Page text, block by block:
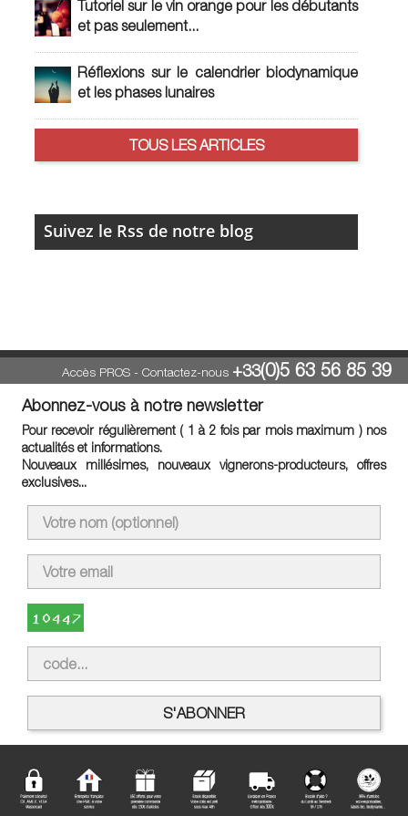
Tutoriel sur le vin orange pour les débutants
et pas seulement...
Réflexions sur le calendrier biodynamique
et les phases lunaires
TOUS LES ARTICLES
Suivez le Rss de notre blog
Accès PROS- Contactez-nous +33(0)5 63 56 85 39
Abonnez-vous à notre newsletter
Pour recevoir régulièrement ( 1 à 2 fois par mois maximum ) nos
actualités et informations.
Nouveaux millésimes, nouveaux vignerons-producteurs, offres
exclusives...